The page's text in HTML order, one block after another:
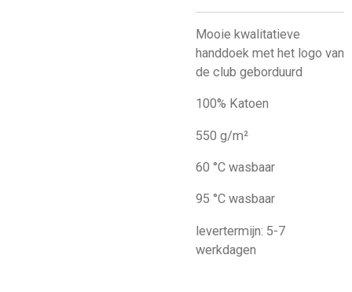
Mooie kwalitatieve
handdoek met het logo van
de club geborduurd
100% Katoen
550 g/m²
60 °C wasbaar
95 °C wasbaar
levertermijn: 5-7
werkdagen